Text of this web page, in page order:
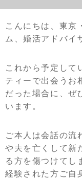
こんにちは、東京
ム、婚活アドバイ
これから予定して
ティーで出会うお
だった場合に、ぜ
います。
ご本人は会話の流
や夫を亡くして新
る方を傷つけてし
経験された方ご自